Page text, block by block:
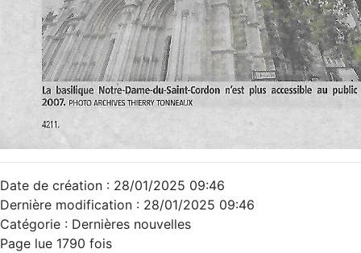
Date de création : 28/01/2025 09:46
Dernière modification : 28/01/2025 09:46
Catégorie : Dernières nouvelles
Page lue 1790 fois